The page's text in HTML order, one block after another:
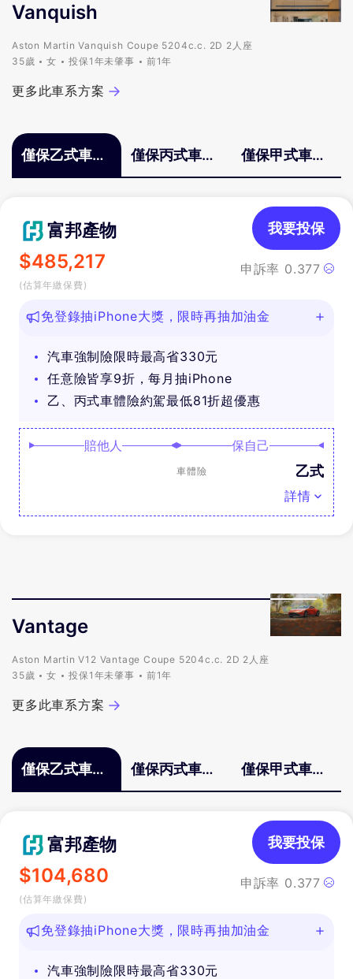
Vanquish
Aston Martin Vanquish Coupe 5204c.c. 2D 2人座
35歲
女 投保1年未肇事 前1年
更多此車系方案
僅保乙式車體
險
僅保丙式車體
險
僅保甲式車體
險
富邦產物
$485,217
(估算年繳保費)
申訴率 0.377
我要投保
免登錄抽iPhone大獎，限時再抽加油金
汽車強制險限時最高省330元
任意險皆享9折，每月抽iPhone
乙、丙式車體險約駕最低81折超優惠
賠他人 保自己
車體險 乙式
詳情
Vantage
Aston Martin V12 Vantage Coupe 5204c.c. 2D 2人座
35歲
女 投保1年未肇事 前1年
更多此車系方案
僅保乙式車體
險
僅保丙式車體
險
僅保甲式車體
險
富邦產物
$104,680
(估算年繳保費)
申訴率 0.377
我要投保
免登錄抽iPhone大獎，限時再抽加油金
汽車強制險限時最高省330元